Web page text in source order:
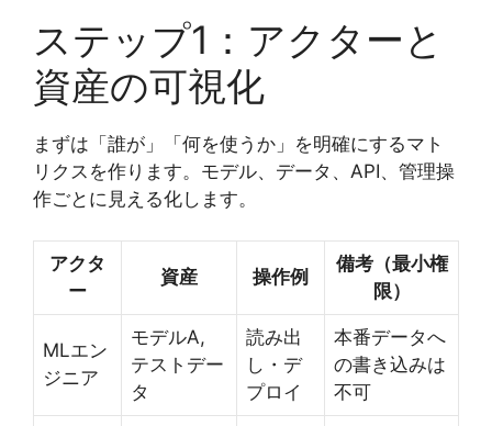
ステップ1：アクターと
資産の可視化
まずは「誰が」「何を使うか」を明確にするマト
リクスを作ります。モデル、データ、API、管理操
作ごとに見える化します。
アクタ
ー
資産 操作例
備考（最小権
限）
MLエン
ジニア
モデルA,
テストデー
タ
読み出
し・デ
プロイ
本番データへ
の書き込みは
不可